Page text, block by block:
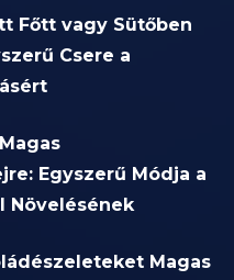
Főtt vagy Sütőben
Csere a
Egyszerű Módja a
Növelésének
Magas